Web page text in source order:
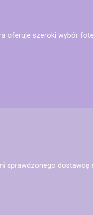
oferuje szeroki wybór
dostawcę